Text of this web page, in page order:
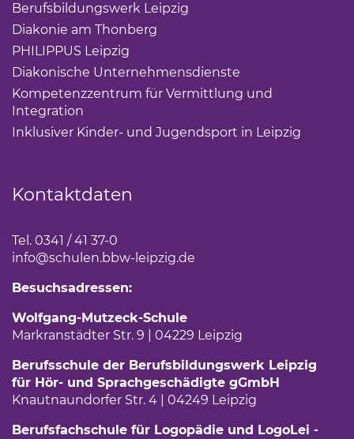
Berufsbildungswerk Leipzig
Diakonie am Thonberg
PHILIPPUS Leipzig
Diakonische Unternehmensdienste
Kompetenzzentrum für Vermittlung und
Integration
Inklusiver Kinder- und Jugendsport in Leipzig
Kontaktdaten
Tel. 0341 / 41 37-0
info@schulen.bbw-leipzig.de
Besuchsadressen:
Wolfgang-Mutzeck-Schule
Markranstädter Str. 9 | 04229 Leipzig
Berufsschule der Berufsbildungswerk Leipzig
für Hör- und Sprachgeschädigte gGmbH
Knautnaundorfer Str. 4 | 04249 Leipzig
Berufsfachschule für Logopädie und LogoLei -